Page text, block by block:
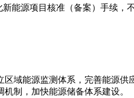
能源项目核准（备案）手续
域能源监测体系，完善能源
制，加快能源储备体系建设。